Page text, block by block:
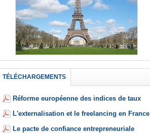
TÉLÉCHARGEMENTS
Réforme européenne des indices de taux
L'externalisation et le freelancing en France
Le pacte de confiance entrepreneuriale